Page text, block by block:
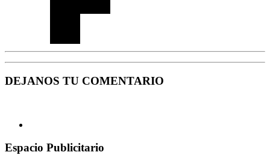
DEJANOS TU COMENTARIO
Espacio Publicitario